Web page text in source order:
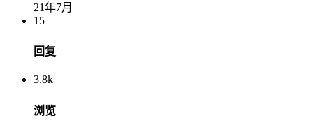
21年7月
15
回复
3.8k
浏览